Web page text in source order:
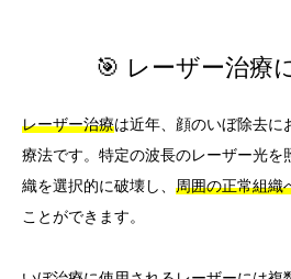
🎯 レーザー治療
レーザー治療は近年、顔のいぼ除去に
療法です。特定の波長のレーザー光を
織を選択的に破壊し、 周囲の正常組織
ことができます。